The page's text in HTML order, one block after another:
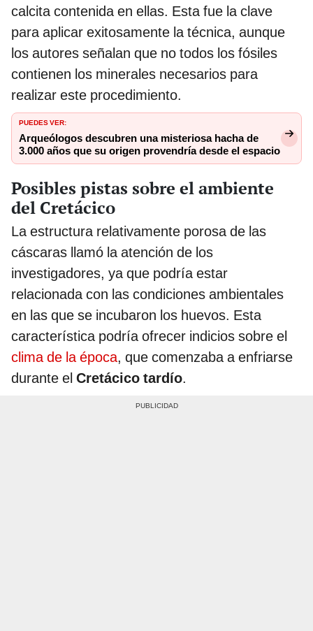
calcita contenida en ellas. Esta fue la clave
para aplicar exitosamente la técnica, aunque
los autores señalan que no todos los fósiles
contienen los minerales necesarios para
realizar este procedimiento.
PUEDES VER:
Arqueólogos descubren una misteriosa hacha de
3.000 años que su origen provendría desde el espacio
Posibles pistas sobre el ambiente
del Cretácico
La estructura relativamente porosa de las
cáscaras llamó la atención de los
investigadores, ya que podría estar
relacionada con las condiciones ambientales
en las que se incubaron los huevos. Esta
característica podría ofrecer indicios sobre el
clima de la época, que comenzaba a enfriarse
durante el Cretácico tardío.